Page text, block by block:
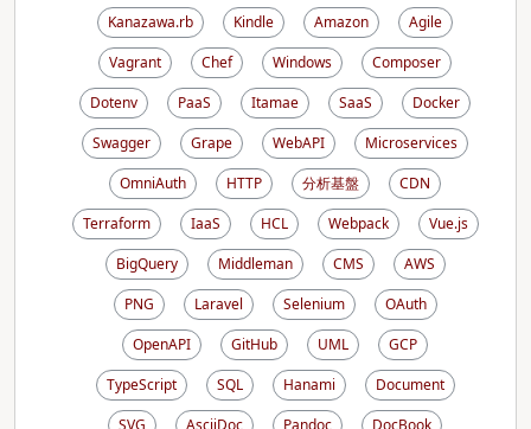
Kanazawa.rb
Kindle Amazon
Agile
Vagrant
Chef Windows
Composer
Dotenv
PaaS Itamae SaaS
Docker
Swagger
Grape WebAPI
Microservices
OmniAuth
HTTP 分析基盤
CDN
Terraform
IaaS HCL Webpack
Vue.js
BigQuery
Middleman CMS
AWS
PNG
Laravel Selenium
OAuth
OpenAPI
GitHub UML
GCP
TypeScript
SQL Hanami
Document
SVG
AsciiDoc Pandoc DocBook